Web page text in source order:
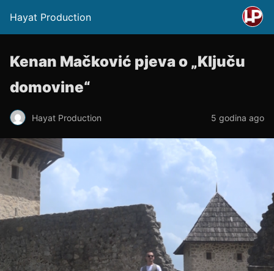
Hayat Production
Kenan Mačković pjeva o „Ključu
domovine“
Hayat Production 5 godina ago